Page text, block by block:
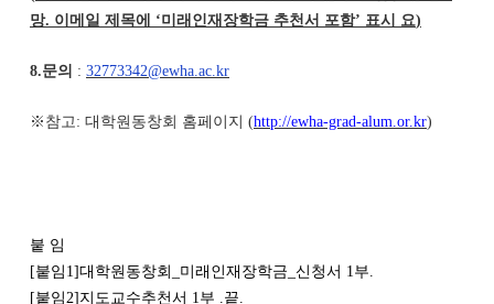
망. 이메일 제목에 ‘미래인재장학금 추천서 포함’ 표시 요)
8.문의 : 32773342@ewha.ac.kr
※참고: 대학원동창회 홈페이지 (http://ewha-grad-alum.or.kr)
붙 임
[붙임1]대학원동창회_미래인재장학금_신청서 1부.
[붙임2]지도교수추천서 1부 .끝.